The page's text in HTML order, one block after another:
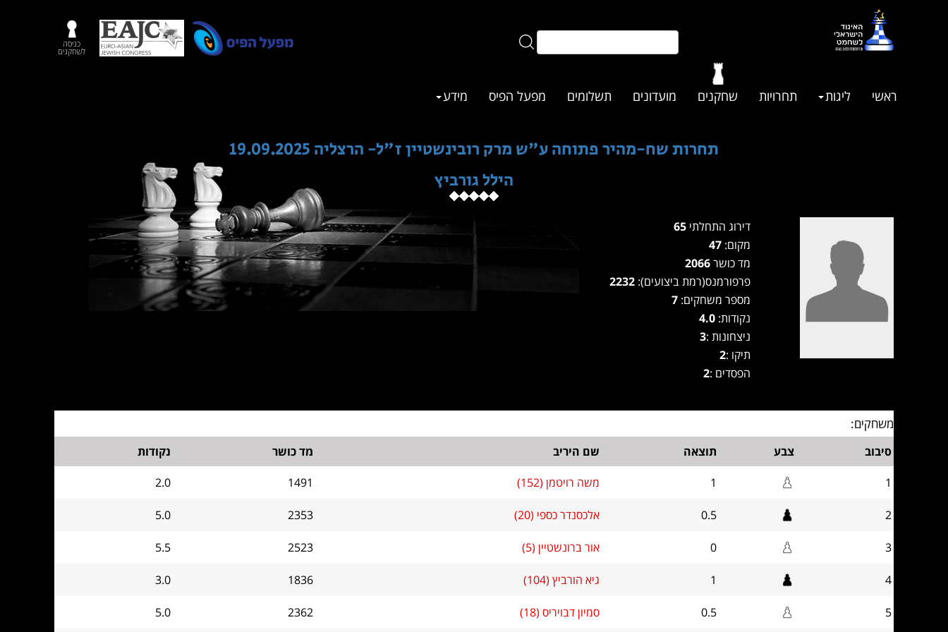
כניסה
לשחקנים
ראשי ליגות תחרויות שחקנים מועדונים תשלומים מפעל הפיס מידע
תחרות שח-מהיר פתוחה ע"ש מרק רובינשטיין ז"ל- הרצליה 19.09.2025
הילל גורביץ
דירוג התחלתי 65
מקום: 47
מד כושר2066
פרפורמנס(רמת ביצועים): 2232
מספר משחקים: 7
נקודות:4.0
ניצחונות :3
תיקו :2
הפסדים :2
משחקים:
סיבוב צבע תוצאה שם היריב מד כושר
נקודות
1
1 משה רויטמן (152) 1491
2.0
2
0.5 אלכסנדר כספי (20) 2353
5.0
3
0 אור ברונשטיין (5) 2523
5.5
4
1 גיא הורביץ (104) 1836
3.0
5
0.5 סמיון דבויריס (18) 2362
5.0